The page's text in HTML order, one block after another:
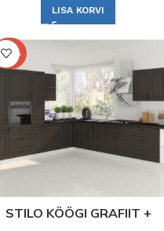
LISA KORVI
-40%
STILO KÖÖGI GRAFIIT +